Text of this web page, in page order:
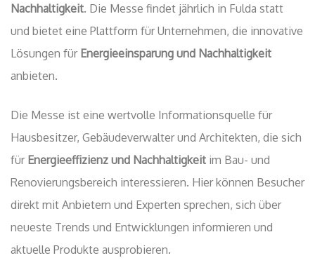
Nachhaltigkeit. Die Messe findet jährlich in Fulda statt
und bietet eine Plattform für Unternehmen, die innovative
Lösungen für Energieeinsparung und Nachhaltigkeit
anbieten.
Die Messe ist eine wertvolle Informationsquelle für
Hausbesitzer, Gebäudeverwalter und Architekten, die sich
für Energieeffizienz und Nachhaltigkeit im Bau- und
Renovierungsbereich interessieren. Hier können Besucher
direkt mit Anbietern und Experten sprechen, sich über
neueste Trends und Entwicklungen informieren und
aktuelle Produkte ausprobieren.